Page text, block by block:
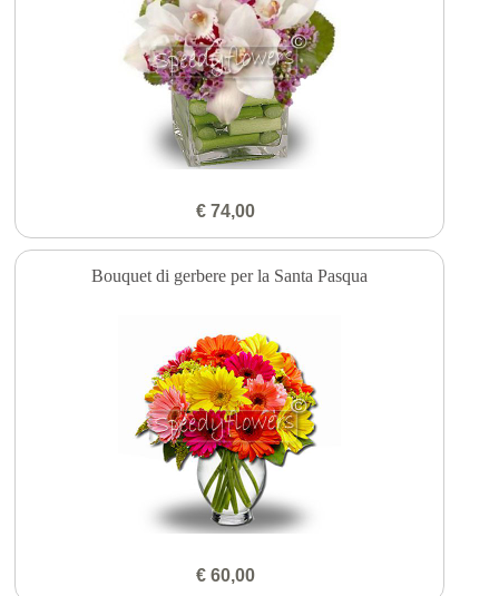
€ 74,00
Bouquet di gerbere per la Santa Pasqua
€ 60,00